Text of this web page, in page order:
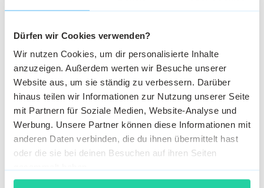
Dürfen wir Cookies verwenden?
Wir nutzen Cookies, um dir personalisierte Inhalte
anzuzeigen. Außerdem werten wir Besuche unserer
Website aus, um sie ständig zu verbessern. Darüber
hinaus teilen wir Informationen zur Nutzung unserer Seite
mit Partnern für Soziale Medien, Website-Analyse und
Werbung. Unsere Partner können diese Informationen mit
anderen Daten verbinden, die du ihnen übermittelt hast
oder die sie bei deinen Besuchen auf ihren Seiten
Einzelhandel Juli 2026: Sprung auf
Frauen im LKW-Beruf: Warum immer
mehr Fahrerinnen durchstarten